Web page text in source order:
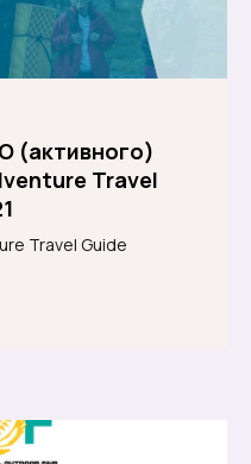
(активного)
Travel
Travel Guide